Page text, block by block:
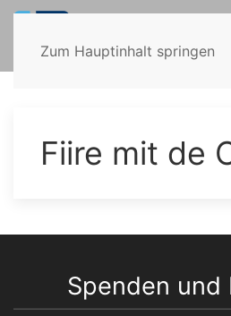
Zum Hauptinhalt springen
Fiire mit de
Spenden und